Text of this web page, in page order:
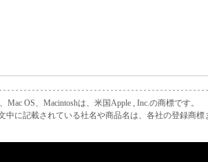
Mac OS、Macintoshは、米国Apple , Inc.の商標です。
中に記載されている社名や商品名は、各社の登録商標